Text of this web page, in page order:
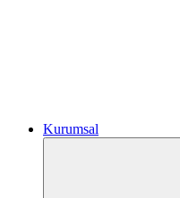
Kurumsal